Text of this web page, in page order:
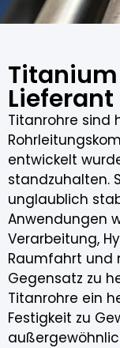
Titanium
Titanrohre sind
entwickelt
standzuhalten.
unglaublich
Anwendungen
Verarbeitung,
Raumfahrt und
Gegensatz zu
Titanrohre ein
Festigkeit zu